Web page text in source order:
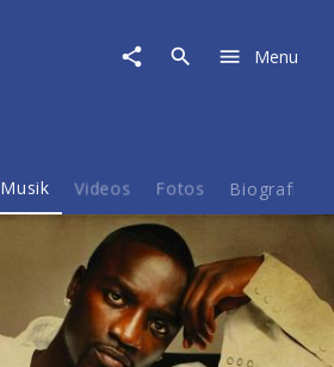
Menu
Musik Videos Fotos Biografie